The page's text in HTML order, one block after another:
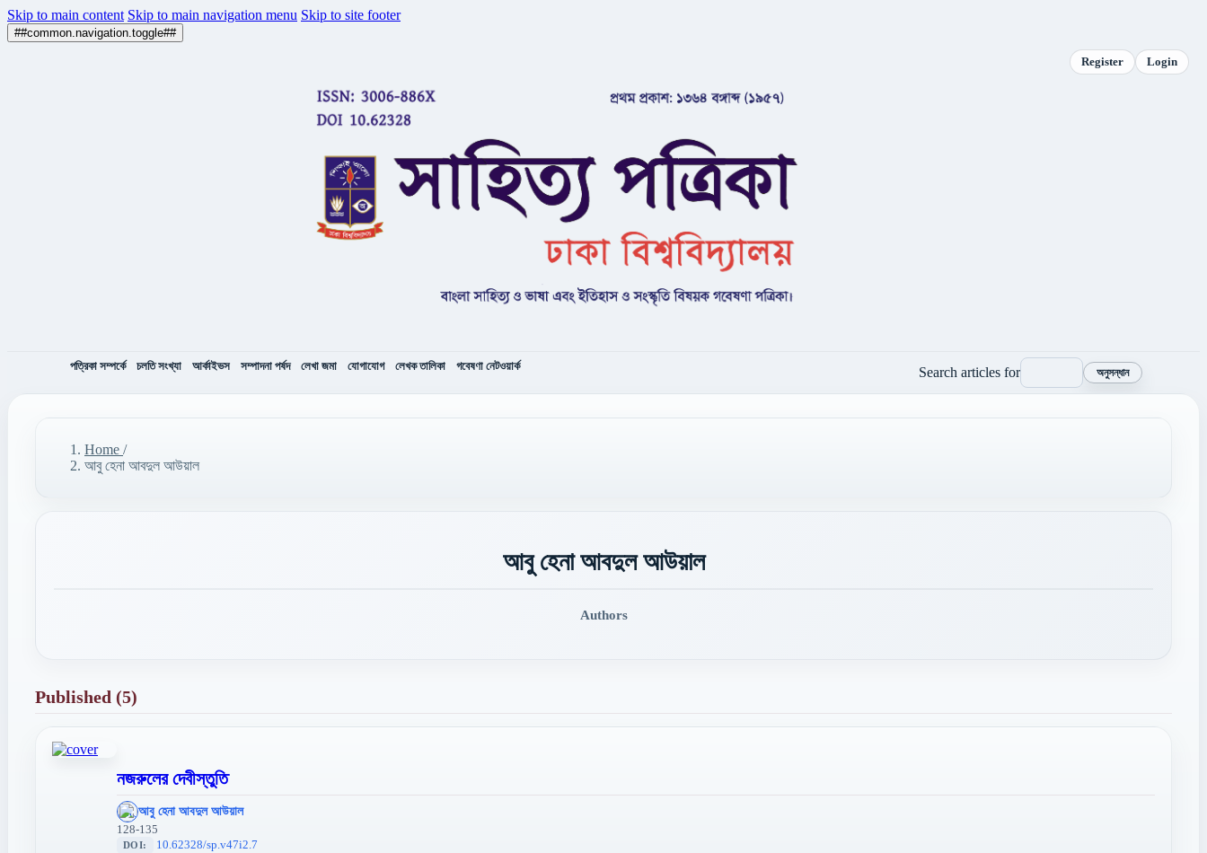
Skip to main content Skip to main navigation menu Skip to site footer
##common.navigation.toggle##
Register Login
পত্রিকা সম্পর্কে চলতি সংখ্যা আর্কাইভস সম্পাদনা পর্ষদ লেখা জমা যোগাযোগ লেখক তালিকা গবেষণা নেটওয়ার্ক Search articles for অনুসন্ধান
Home /
আবু হেনা আবদুল আউয়াল
আবু হেনা আবদুল আউয়াল
Authors
Published (5)
নজরুলের দেবীস্তুতি
';
};">
আবু হেনা আবদুল আউয়াল
128-135
DOI: 10.62328/sp.v47i2.7